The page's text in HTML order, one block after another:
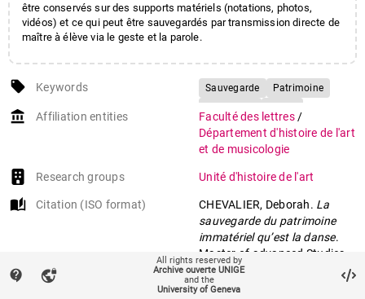
être conservés sur des supports matériels (notations, photos,
vidéos) et ce qui peut être sauvegardés par transmission directe de
maître à élève via le geste et la parole.
local_offer Keywords Sauvegarde
Patrimoine
Conservation
Transmission
Savoir faire
account_balance Affiliation entities Faculté des lettres /
Département d'histoire de l'art
et de musicologie
Research groups Unité d'histoire de l'art
auto_stories Citation (ISO format) CHEVALIER, Deborah. La
sauvegarde du patrimoine
immatériel qu’est la danse.
Master of advanced Studies,
2009.
contact_support vpn_lock
All rights reserved by
Archive ouverte UNIGE
and the
University of Geneva